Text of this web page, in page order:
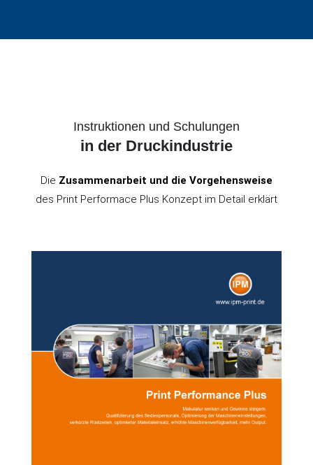
Instruktionen und Schulungen
in der Druckindustrie
Die Zusammenarbeit und die Vorgehensweise
des Print Performace Plus Konzept im Detail erklärt